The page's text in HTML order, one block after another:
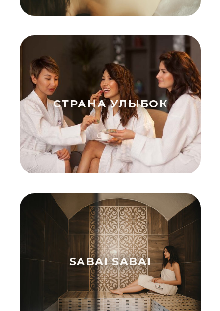
СТРАНА УЛЫБОК
SABAI SABAI